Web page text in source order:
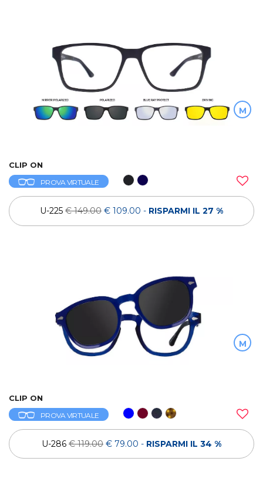
M
CLIP ON
PROVA VIRTUALE
U-225 € 149.00 € 109.00 - RISPARMI IL 27 %
M
CLIP ON
PROVA VIRTUALE
U-286 € 119.00 € 79.00 - RISPARMI IL 34 %